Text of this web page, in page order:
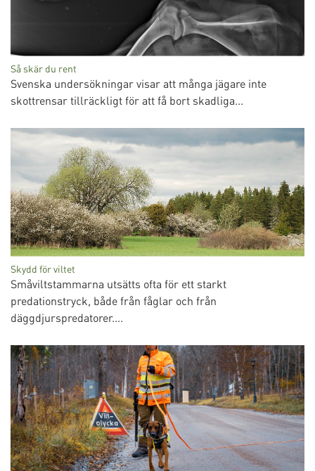
Så skär du rent
Svenska undersökningar visar att många jägare inte
skottrensar tillräckligt för att få bort skadliga...
Skydd för viltet
Småviltstammarna utsätts ofta för ett starkt
predationstryck, både från fåglar och från
däggdjurspredatorer....